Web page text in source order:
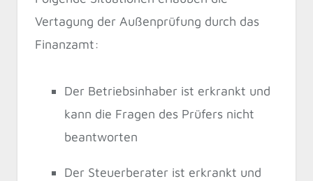
Vertagung der Außenprüfung durch das
Finanzamt:
Der Betriebsinhaber ist erkrankt und
kann die Fragen des Prüfers nicht
beantworten
Der Steuerberater ist erkrankt und